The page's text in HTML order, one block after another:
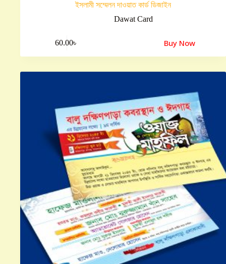
ইসলামী সম্মেলন দাওয়াত কার্ড ডিজাইন
Dawat Card
60.00৳ Buy Now